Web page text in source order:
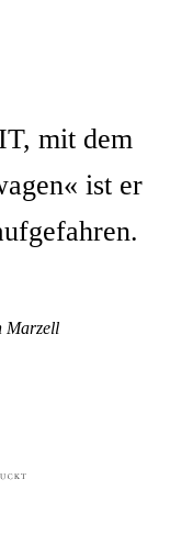
mit dem
ist er
Marzell